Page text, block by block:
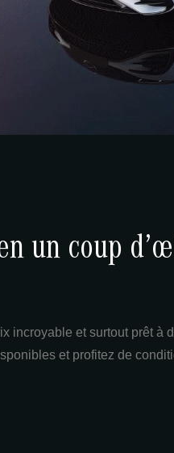
un coup
incroyable et surtout prêt à
et profitez de